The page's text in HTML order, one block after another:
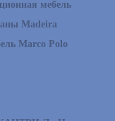
мебель
Madeira
Marco Polo